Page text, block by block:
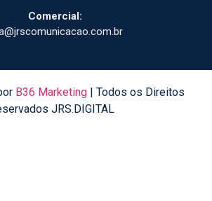
Comercial:
B36 Marketing| Todos os Direitos
JRS.DIGITAL